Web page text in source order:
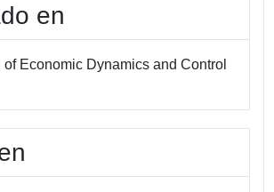
en
of Economic Dynamics and Control